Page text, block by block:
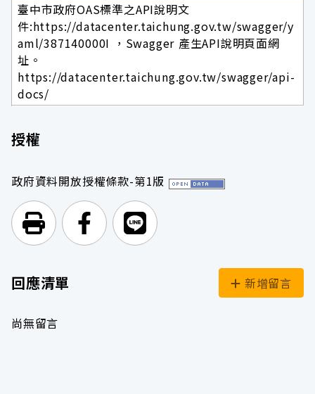
臺中市政府OAS標準之API說明文
件:https://datacenter.taichung.gov.tw/swagger/y
aml/387140000I ，Swagger 產生API說明頁面網
址。
https://datacenter.taichung.gov.tw/swagger/api-
docs/
授權
政府資料開放授權條款-第1版
列印頁面前往Facebook
前往Line
回應清單 新增留言
尚無留言